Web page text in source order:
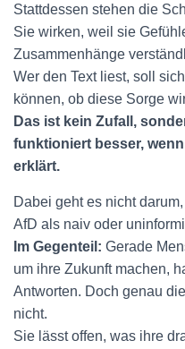
Stattdessen stehen die
Sie wirken, weil sie
Zusammenhänge
Wer den Text liest, soll
können, ob diese Sorge
Das ist kein Zufall,
funktioniert besser,
erklärt.
Dabei geht es nicht
AfD als naiv oder
Im Gegenteil: Gerade
um ihre Zukunft machen,
Antworten. Doch genau
nicht.
Sie lässt offen, was ihre